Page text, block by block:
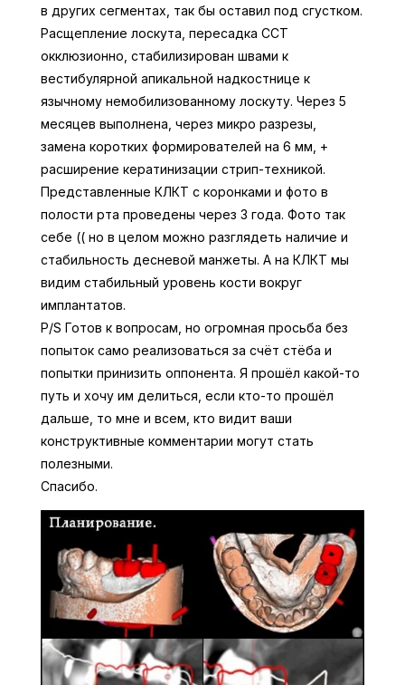
в других сегментах, так бы оставил под сгустком.
Расщепление лоскута, пересадка ССТ
окклюзионно, стабилизирован швами к
вестибулярной апикальной надкостнице к
язычному немобилизованному лоскуту. Через 5
месяцев выполнена, через микро разрезы,
замена коротких формирователей на 6 мм, +
расширение кератинизации стрип-техникой.
Представленные КЛКТ с коронками и фото в
полости рта проведены через 3 года. Фото так
себе (( но в целом можно разглядеть наличие и
стабильность десневой манжеты. А на КЛКТ мы
видим стабильный уровень кости вокруг
имплантатов.
P/S Готов к вопросам, но огромная просьба без
попыток само реализоваться за счёт стёба и
попытки принизить оппонента. Я прошёл какой-то
путь и хочу им делиться, если кто-то прошёл
дальше, то мне и всем, кто видит ваши
конструктивные комментарии могут стать
полезными.
Спасибо.